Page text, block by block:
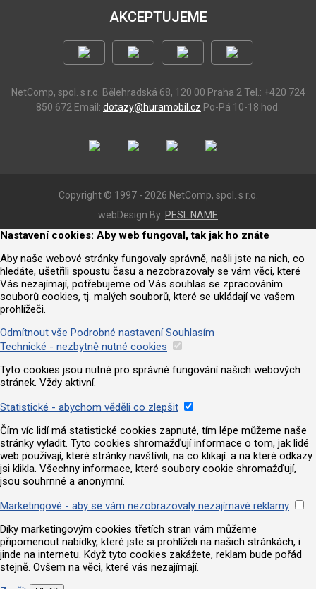
AKCEPTUJEME
NetComp, spol. s r.o. Bělehradská 68, 120 00 Praha 2 Tel.: +420 724
850 672 Email: dotazy@huramobil.cz Po-Pá 10-18 hod.
Copyright © 1997 - 2026 NetComp, spol. s r.o.
webDesign By: PESL.NAME
Nastavení cookies: Aby web fungoval, tak jak ho znáte
Aby naše webové stránky fungovaly správně, našli jste na nich, co
hledáte, ušetřili spoustu času a nezobrazovaly se vám věci, které
Vás nezajímají, potřebujeme od Vás souhlas se zpracováním
souborů cookies, tj. malých souborů, které se ukládají ve vašem
prohlížeči.
Odmítnout vše Podrobné nastavení Souhlasím
Technické - nezbytně nutné cookies
Tyto cookies jsou nutné pro správné fungování našich webových
stránek. Vždy aktivní.
Statistické - abychom věděli co zlepšit
Čím víc lidí má statistické cookies zapnuté, tím lépe můžeme naše
stránky vyladit. Tyto cookies shromažďují informace o tom, jak lidé
web používají, které stránky navštívili, na co klikají. a na které odkazy
jsi klikla. Všechny informace, které soubory cookie shromažďují,
jsou souhrnné a anonymní.
Marketingové - aby se vám nezobrazovaly nezajímavé reklamy
Díky marketingovým cookies třetích stran vám můžeme
připomenout nabídky, které jste si prohlíželi na našich stránkách, i
jinde na internetu. Když tyto cookies zakážete, reklam bude pořád
stejně. Ovšem na věci, které vás nezajímají.